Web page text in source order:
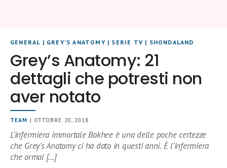
GENERAL | GREY'S ANATOMY| SERIE TV | SHONDALAND
Grey’s Anatomy: 21
dettagli che potresti non
aver notato
TEAM | OTTOBRE 20, 2018
L’infermiera immortale Bokhee è una delle poche certezze
che Grey’s Anatomy ci ha dato in questi anni. È l’infermiera
che ormai […]